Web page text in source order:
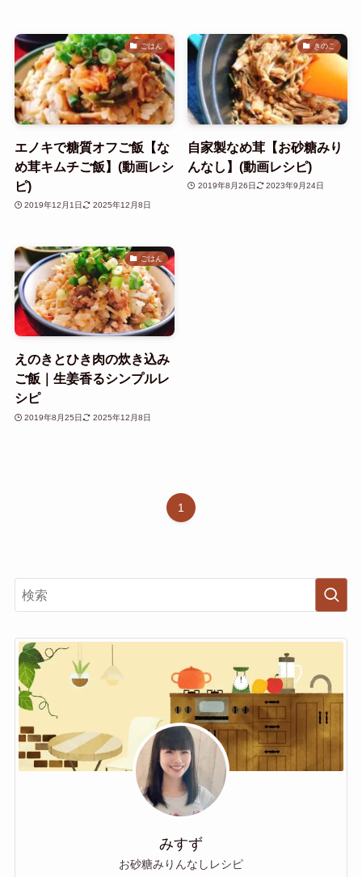
ごはん
エノキで糖質オフご飯【な
め茸キムチご飯】(動画レシ
ピ)
2019年12月1日 2025年12月8日
きのこ
自家製なめ茸【お砂糖みり
んなし】(動画レシピ)
2019年8月26日 2023年9月24日
ごはん
えのきとひき肉の炊き込み
ご飯｜生姜香るシンプルレ
シピ
2019年8月25日 2025年12月8日
1
みすず
お砂糖みりんなしレシピ